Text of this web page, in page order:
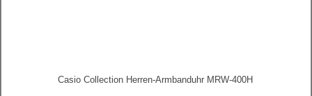
Casio Collection Herren-Armbanduhr MRW-400H